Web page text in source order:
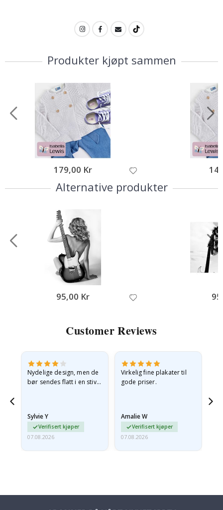
Produkter kjøpt sammen
179,00 Kr
Alternative produkter
95,00 Kr
Customer Reviews
Nydelige design, men de
bør sendes flatt i en stiv
Sylvie Y
Verifisert kjøper
07.08.2026
Virkelig fine plakater til
gode priser.
Amalie W
Verifisert kjøper
07.08.2026